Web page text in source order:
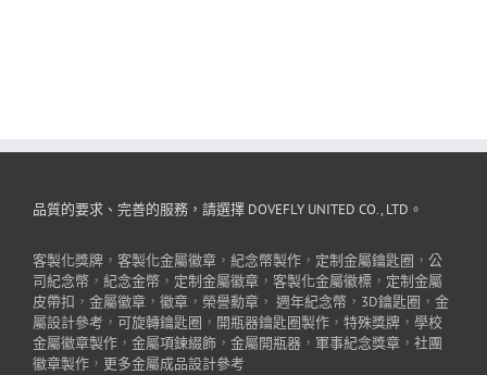
品質的要求、完善的服務，請選擇 DOVEFLY UNITED CO., LTD。
客製化獎牌 ， 客製化金屬徽章 ， 紀念幣製作 ， 定制金屬鑰匙圈 ， 公
司紀念幣 ， 紀念金幣 ， 定制金屬徽章 ， 客製化金屬徽標 ， 定制金屬
皮帶扣 ， 金屬徽章 ， 徽章 ， 榮譽勳章 ， 週年紀念幣 ， 3D鑰匙圈 ， 金
屬設計參考 ， 可旋轉鑰匙圈 ， 開瓶器鑰匙圈製作 ， 特殊獎牌 ， 學校
金屬徽章製作 ， 金屬項鍊綴飾 ， 金屬開瓶器 ， 軍事紀念獎章 ， 社團
徽章製作 ， 更多金屬成品設計參考